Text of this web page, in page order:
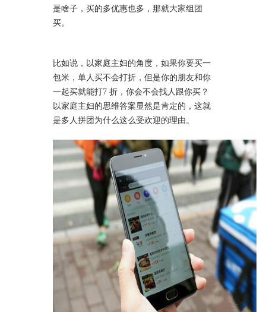
是啥子，买的多优惠也多，那就大家组团
买。
比如说，以家庭主妇的角度，如果你要买一
包米，单人买不会打折，但是你的朋友和你
一起买就能打7 折，你会不会找人跟你买？
以家庭主妇的思维答案显然是肯定的，这就
是多人拼团为什么这么受欢迎的理由。